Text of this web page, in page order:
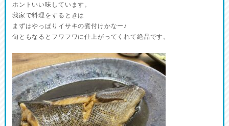
ホントいい味しています。
我家で料理をするときは
まずはやっぱりイサキの煮付けかなー♪
旬ともなるとフワフワに仕上がってくれて絶品です。